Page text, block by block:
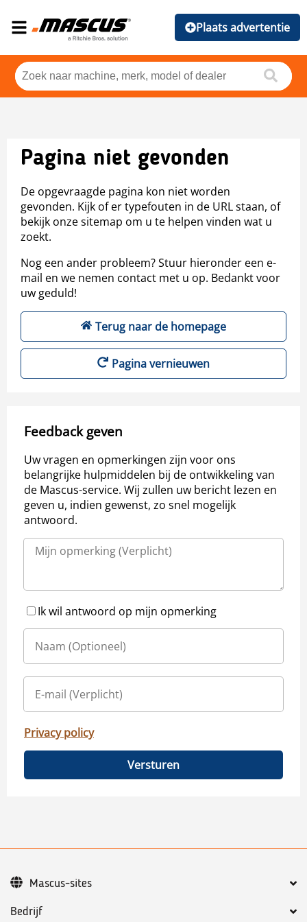
Plaats advertentie
Pagina niet gevonden
De opgevraagde pagina kon niet worden
gevonden. Kijk of er typefouten in de URL staan, of
bekijk onze sitemap om u te helpen vinden wat u
zoekt.
Nog een ander probleem? Stuur hieronder een e-
mail en we nemen contact met u op. Bedankt voor
uw geduld!
Terug naar de homepage
Pagina vernieuwen
Feedback geven
Uw vragen en opmerkingen zijn voor ons
belangrijke hulpmiddelen bij de ontwikkeling van
de Mascus-service. Wij zullen uw bericht lezen en
geven u, indien gewenst, zo snel mogelijk
antwoord.
Ik wil antwoord op mijn opmerking
Privacy policy
Versturen
Bedrijf
Mascus-sites